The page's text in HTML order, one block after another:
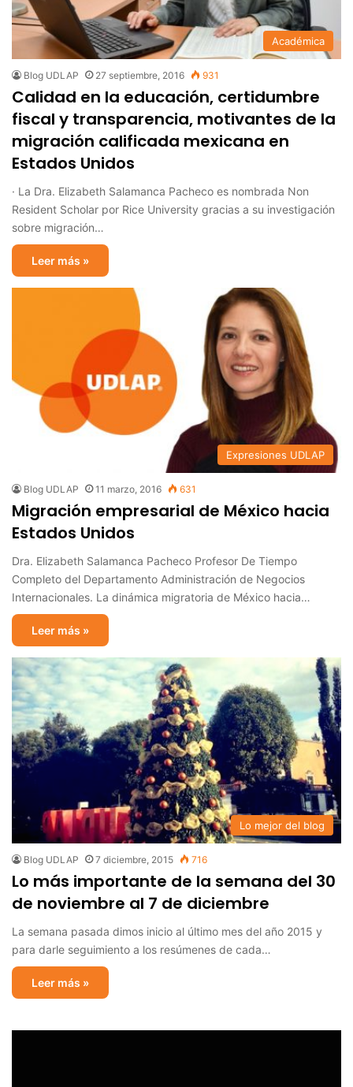
Académica
Blog UDLAP 27 septiembre, 2016 931
Calidad en la educación, certidumbre
fiscal y transparencia, motivantes de la
migración calificada mexicana en
Estados Unidos
· La Dra. Elizabeth Salamanca Pacheco es nombrada Non
Resident Scholar por Rice University gracias a su investigación
sobre migración…
Leer más »
Expresiones UDLAP
Blog UDLAP 11 marzo, 2016 631
Migración empresarial de México hacia
Estados Unidos
Dra. Elizabeth Salamanca Pacheco Profesor De Tiempo
Completo del Departamento Administración de Negocios
Internacionales. La dinámica migratoria de México hacia…
Leer más »
Lo mejor del blog
Blog UDLAP 7 diciembre, 2015 716
Lo más importante de la semana del 30
de noviembre al 7 de diciembre
La semana pasada dimos inicio al último mes del año 2015 y
para darle seguimiento a los resúmenes de cada…
Leer más »